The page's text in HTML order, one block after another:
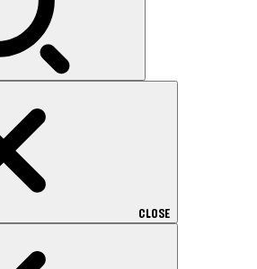
CLOSE